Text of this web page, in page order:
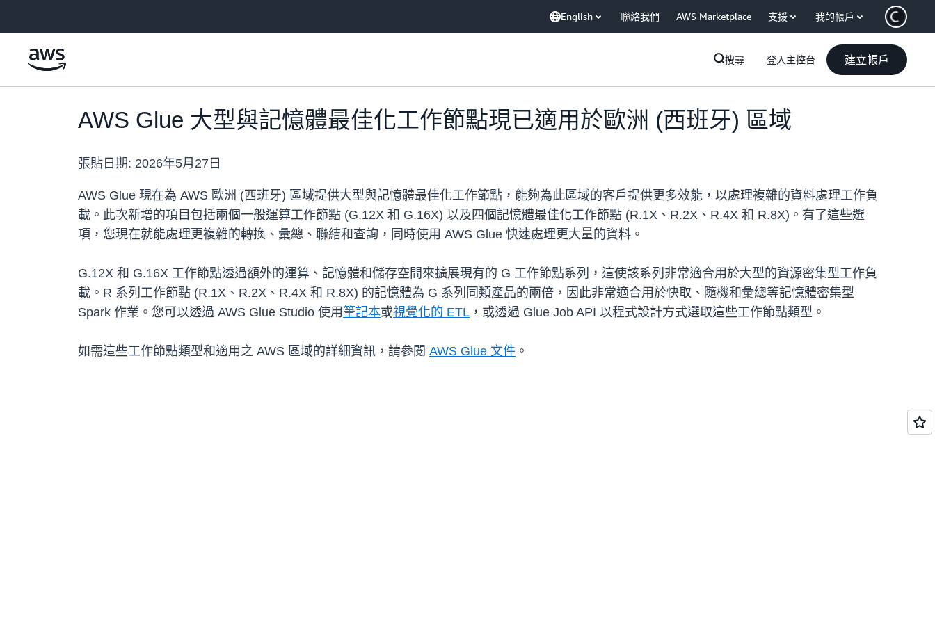
English 聯絡我們 AWS Marketplace 支援 我的帳戶
搜尋 登入主控台 建立帳戶
AWS Glue 大型與記憶體最佳化工作節點現已適用於歐洲 (西班牙) 區域
張貼日期: 2026年5月27日
AWS Glue 現在為 AWS 歐洲 (西班牙) 區域提供大型與記憶體最佳化工作節點，能夠為此區域的客戶提供更多效能，以處理複雜的資料處理工作負
載。此次新增的項目包括兩個一般運算工作節點 (G.12X 和 G.16X) 以及四個記憶體最佳化工作節點 (R.1X、R.2X、R.4X 和 R.8X)。有了這些選
項，您現在就能處理更複雜的轉換、彙總、聯結和查詢，同時使用 AWS Glue 快速處理更大量的資料。
G.12X 和 G.16X 工作節點透過額外的運算、記憶體和儲存空間來擴展現有的 G 工作節點系列，這使該系列非常適合用於大型的資源密集型工作負
載。R 系列工作節點 (R.1X、R.2X、R.4X 和 R.8X) 的記憶體為 G 系列同類產品的兩倍，因此非常適合用於快取、隨機和彙總等記憶體密集型
Spark 作業。您可以透過 AWS Glue Studio 使用筆記本或視覺化的 ETL ，或透過 Glue Job API 以程式設計方式選取這些工作節點類型。
如需這些工作節點類型和適用之 AWS 區域的詳細資訊，請參閱 AWS Glue 文件 。